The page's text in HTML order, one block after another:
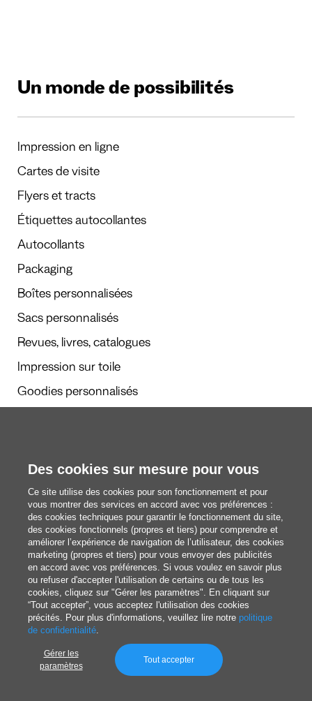
Un monde de possibilités
Impression en ligne
Cartes de visite
Flyers et tracts
Étiquettes autocollantes
Autocollants
Packaging
Boîtes personnalisées
Sacs personnalisés
Revues, livres, catalogues
Impression sur toile
Goodies personnalisés
Nous découvrir
blog@pixartprinting.com
Politique de Confidentialité
Des cookies sur mesure pour vous
Ce site utilise des cookies pour son fonctionnement et pour
vous montrer des services en accord avec vos préférences :
des cookies techniques pour garantir le fonctionnement du site,
des cookies fonctionnels (propres et tiers) pour comprendre et
améliorer l’expérience de navigation de l’utilisateur, des cookies
marketing (propres et tiers) pour vous envoyer des publicités
en accord avec vos préférences. Si vous voulez en savoir plus
ou refuser d'accepter l'utilisation de certains ou de tous les
cookies, cliquez sur "Gérer les paramètres". En cliquant sur
“Tout accepter”, vous acceptez l'utilisation des cookies
précités. Pour plus d'informations, veuillez lire notre politique
de confidentialité.
Gérer les
paramètres
Tout accepter